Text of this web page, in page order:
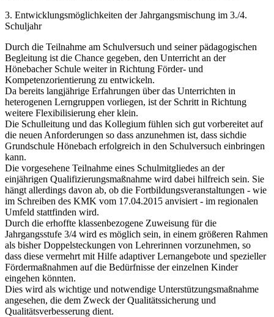
3. Entwicklungsmöglichkeiten der Jahrgangsmischung im 3./4.
Schuljahr
Durch die Teilnahme am Schulversuch und seiner pädagogischen
Begleitung ist die Chance gegeben, den Unterricht an der
Hönebacher Schule weiter in Richtung Förder- und
Kompetenzorientierung zu entwickeln.
Da bereits langjährige Erfahrungen über das Unterrichten in
heterogenen Lerngruppen vorliegen, ist der Schritt in Richtung
weitere Flexibilisierung eher klein.
Die Schulleitung und das Kollegium fühlen sich gut vorbereitet auf
die neuen Anforderungen so dass anzunehmen ist, dass sichdie
Grundschule Hönebach erfolgreich in den Schulversuch einbringen
kann.
Die vorgesehene Teilnahme eines Schulmitgliedes an der
einjährigen Qualifizierungsmaßnahme wird dabei hilfreich sein. Sie
hängt allerdings davon ab, ob die Fortbildungsveranstaltungen - wie
im Schreiben des KMK vom 17.04.2015 anvisiert - im regionalen
Umfeld stattfinden wird.
Durch die erhoffte klassenbezogene Zuweisung für die
Jahrgangsstufe 3/4 wird es möglich sein, in einem größeren Rahmen
als bisher Doppelsteckungen von Lehrerinnen vorzunehmen, so
dass diese vermehrt mit Hilfe adaptiver Lernangebote und spezieller
Fördermaßnahmen auf die Bedürfnisse der einzelnen Kinder
eingehen könnten.
Dies wird als wichtige und notwendige Unterstützungsmaßnahme
angesehen, die dem Zweck der Qualitätssicherung und
Qualitätsverbesserung dient.